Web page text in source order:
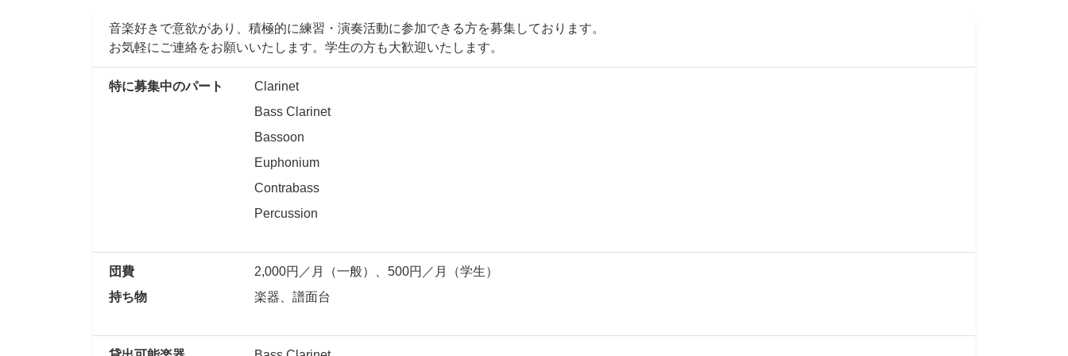
音楽好きで意欲があり、積極的に練習・演奏活動に参加できる方を募集しております。
お気軽にご連絡をお願いいたします。学生の方も大歓迎いたします。
特に募集中のパート
Clarinet
Bass Clarinet
Bassoon
Euphonium
Contrabass
Percussion
団費
2,000円／月（一般）、500円／月（学生）
持ち物
楽器、譜面台